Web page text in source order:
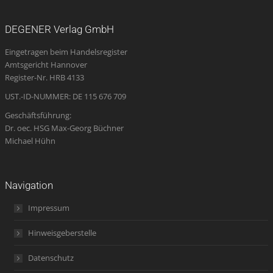
new
window
new
window
new
window
opens
in
new
new
DEGENER Verlag GmbH
Eingetragen beim Handelsregister
Amtsgericht Hannover
Register-Nr. HRB 4133
UST.-ID-NUMMER: DE 115 676 709
Geschäftsführung:
Dr. oec. HSG Max-Georg Büchner
Michael Hühn
Navigation
Impressum
Hinweisgeberstelle
Datenschutz